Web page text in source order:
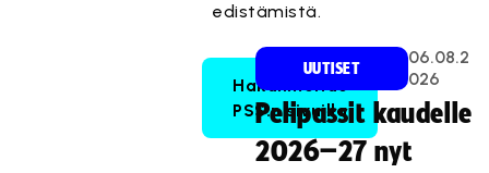
edistämistä.
Hakuilmoitus
PSS:n sivuilla
UUTISET
06.08.2
026
Pelipassit kaudelle
2026–27 nyt